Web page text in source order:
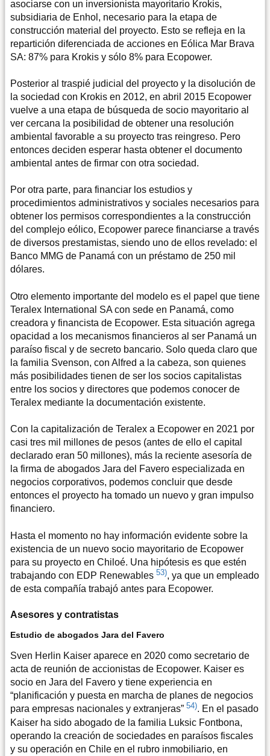
asociarse con un inversionista mayoritario Krokis,
subsidiaria de Enhol, necesario para la etapa de
construcción material del proyecto. Esto se refleja en la
repartición diferenciada de acciones en Eólica Mar Brava
SA: 87% para Krokis y sólo 8% para Ecopower.
Posterior al traspié judicial del proyecto y la disolución de
la sociedad con Krokis en 2012, en abril 2015 Ecopower
vuelve a una etapa de búsqueda de socio mayoritario al
ver cercana la posibilidad de obtener una resolución
ambiental favorable a su proyecto tras reingreso. Pero
entonces deciden esperar hasta obtener el documento
ambiental antes de firmar con otra sociedad.
Por otra parte, para financiar los estudios y
procedimientos administrativos y sociales necesarios para
obtener los permisos correspondientes a la construcción
del complejo eólico, Ecopower parece financiarse a través
de diversos prestamistas, siendo uno de ellos revelado: el
Banco MMG de Panamá con un préstamo de 250 mil
dólares.
Otro elemento importante del modelo es el papel que tiene
Teralex International SA con sede en Panamá, como
creadora y financista de Ecopower. Esta situación agrega
opacidad a los mecanismos financieros al ser Panamá un
paraíso fiscal y de secreto bancario. Solo queda claro que
la familia Svenson, con Alfred a la cabeza, son quienes
más posibilidades tienen de ser los socios capitalistas
entre los socios y directores que podemos conocer de
Teralex mediante la documentación existente.
Con la capitalización de Teralex a Ecopower en 2021 por
casi tres mil millones de pesos (antes de ello el capital
declarado eran 50 millones), más la reciente asesoría de
la firma de abogados Jara del Favero especializada en
negocios corporativos, podemos concluir que desde
entonces el proyecto ha tomado un nuevo y gran impulso
financiero.
Hasta el momento no hay información evidente sobre la
existencia de un nuevo socio mayoritario de Ecopower
para su proyecto en Chiloé. Una hipótesis es que estén
trabajando con EDP Renewables 53), ya que un empleado
de esta compañía trabajó antes para Ecopower.
Asesores y contratistas
Estudio de abogados Jara del Favero
Sven Herlin Kaiser aparece en 2020 como secretario de
acta de reunión de accionistas de Ecopower. Kaiser es
socio en Jara del Favero y tiene experiencia en
“planificación y puesta en marcha de planes de negocios
para empresas nacionales y extranjeras” 54). En el pasado
Kaiser ha sido abogado de la familia Luksic Fontbona,
operando la creación de sociedades en paraísos fiscales
y su operación en Chile en el rubro inmobiliario, en